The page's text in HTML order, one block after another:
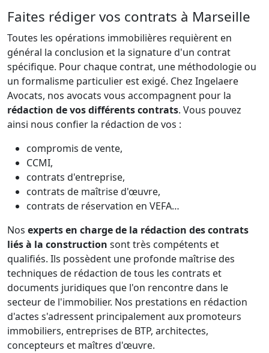
Faites rédiger vos contrats à Marseille
Toutes les opérations immobilières requièrent en
général la conclusion et la signature d'un contrat
spécifique. Pour chaque contrat, une méthodologie ou
un formalisme particulier est exigé. Chez Ingelaere
Avocats, nos avocats vous accompagnent pour la
rédaction de vos différents contrats. Vous pouvez
ainsi nous confier la rédaction de vos :
compromis de vente,
CCMI,
contrats d'entreprise,
contrats de maîtrise d'œuvre,
contrats de réservation en VEFA…
Nos experts en charge de la rédaction des contrats
liés à la construction sont très compétents et
qualifiés. Ils possèdent une profonde maîtrise des
techniques de rédaction de tous les contrats et
documents juridiques que l'on rencontre dans le
secteur de l'immobilier. Nos prestations en rédaction
d'actes s'adressent principalement aux promoteurs
immobiliers, entreprises de BTP, architectes,
concepteurs et maîtres d'œuvre.